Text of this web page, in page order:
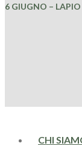
CHI
6 GIUGNO –